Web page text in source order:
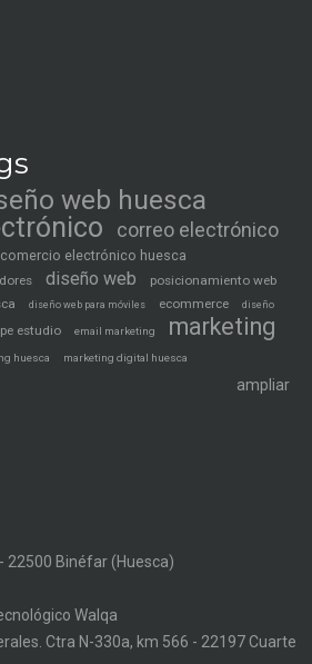
web huesca
correo electrónico
comercio electrónico huesca
diseño web
posicionamiento web
diseño web para móviles ecommerce diseño
estudio email marketing
marketing
huesca marketing digital huesca
ampliar
22500 Binéfar (Huesca)
Walqa
Ctra N-330a, km 566 - 22197 Cuarte